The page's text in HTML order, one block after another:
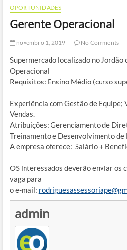
OPORTUNIDADES
Gerente Operacional
novembro 1, 2019 No Comments
Supermercado localizado no
Operacional
Requisitos: Ensino Médio (curso
Experiência com Gestão de Equipe;
Vendas.
Atribuições: Gerenciamento de
Treinamento e Desenvolvimento de
A empresa oferece: Salário +
OS interessados deverão enviar os
vaga para
o e-mail:
admin